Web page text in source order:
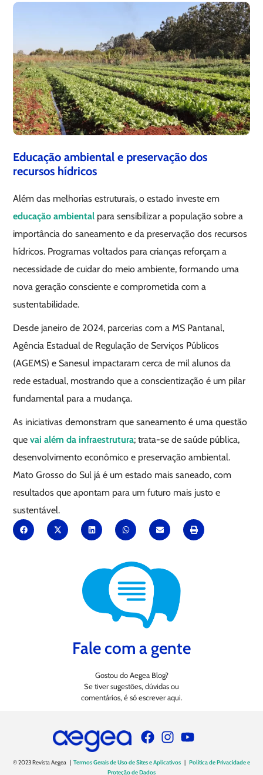
Educação ambiental e preservação dos
recursos hídricos
Além das melhorias estruturais, o estado investe em
educação ambiental para sensibilizar a população sobre a
importância do saneamento e da preservação dos recursos
hídricos. Programas voltados para crianças reforçam a
necessidade de cuidar do meio ambiente, formando uma
nova geração consciente e comprometida com a
sustentabilidade.
Desde janeiro de 2024, parcerias com a MS Pantanal,
Agência Estadual de Regulação de Serviços Públicos
(AGEMS) e Sanesul impactaram cerca de mil alunos da
rede estadual, mostrando que a conscientização é um pilar
fundamental para a mudança.
As iniciativas demonstram que saneamento é uma questão
quevai além da infraestrutura; trata-se de saúde pública,
desenvolvimento econômico e preservação ambiental.
Mato Grosso do Sul já é um estado mais saneado, com
resultados que apontam para um futuro mais justo e
sustentável.
Fale com a gente
Gostou do Aegea Blog?
Se tiver sugestões, dúvidas ou
comentários, é só escrever aqui.
© 2023 Revista Aegea | Termos Gerais de Uso de Sites e Aplicativos | Política de Privacidade e
Proteção de Dados